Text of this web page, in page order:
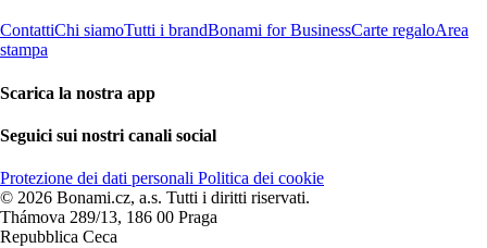
ContattiChi siamoTutti i brandBonami for BusinessCarte regaloArea
stampa
Scarica la nostra app
Seguici sui nostri canali social
Protezione dei dati personali Politica dei cookie
© 2026 Bonami.cz, a.s. Tutti i diritti riservati.
Thámova 289/13, 186 00 Praga
Repubblica Ceca